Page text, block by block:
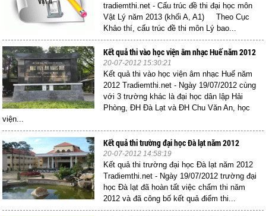
tradiemthi.net - Cấu trúc đề thi đại học môn
Vật Lý năm 2013 (khối A, A1) Theo Cục
Khảo thí, cấu trúc đề thi môn Lý bao...
Kết quả thi vào học viện âm nhạc Huế năm 2012
20-07-2012 15:30:21
Kết quả thi vào học viện âm nhạc Huế năm
2012 Tradiemthi.net - Ngày 19/07/2012 cùng
với 3 trường khác là đại học dân lập Hải
Phòng, ĐH Đà Lạt và ĐH Chu Văn An, học
viện...
Kết quả thi trường đại học Đà lạt năm 2012
20-07-2012 14:58:19
Kết quả thi trường đại học Đà lạt năm 2012
Tradiemthi.net - Ngày 19/07/2012 trường đại
học Đà lạt đã hoàn tất việc chấm thi năm
2012 và đã công bố kết quả điểm thi...